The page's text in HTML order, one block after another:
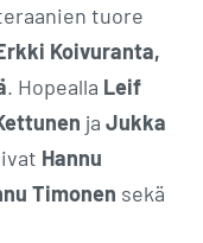
tuore
Koivuranta,
. Hopealla Leif
ja Jukka
Hannu
Timonen sekä